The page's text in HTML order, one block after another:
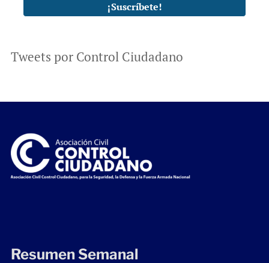
Tweets por Control Ciudadano
Resumen Semanal